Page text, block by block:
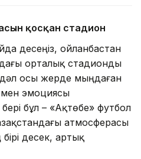
қосқан стадион
десеңіз, ойланбастан
орталық стадионды
дәл осы жерде мыңдаған
мен эмоциясы
бұл – «Ақтөбе» футбол
атмосферасы
десек, артық